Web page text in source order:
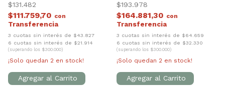
$131.482
$111.759,70 con
3 cuotas sin interés de $43.827
6 cuotas sin interés de $21.914
(superando los $300.000)
¡Solo quedan 2 en stock!
$193.978
$164.881,30 con
3 cuotas sin interés de $64.659
6 cuotas sin interés de $32.330
(superando los $300.000)
¡Solo quedan 2 en stock!